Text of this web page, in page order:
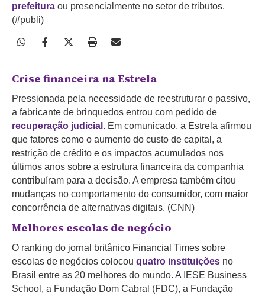
prefeitura ou presencialmente no setor de tributos.
(#publi)
Crise financeira na Estrela
Pressionada pela necessidade de reestruturar o passivo,
a fabricante de brinquedos entrou com pedido de
recuperação judicial . Em comunicado, a Estrela afirmou
que fatores como o aumento do custo de capital, a
restrição de crédito e os impactos acumulados nos
últimos anos sobre a estrutura financeira da companhia
contribuíram para a decisão. A empresa também citou
mudanças no comportamento do consumidor, com maior
concorrência de alternativas digitais. (CNN)
Melhores escolas de negócio
O ranking do jornal britânico Financial Times sobre
escolas de negócios colocou quatro instituições no
Brasil entre as 20 melhores do mundo. A IESE Business
School, a Fundação Dom Cabral (FDC), a Fundação